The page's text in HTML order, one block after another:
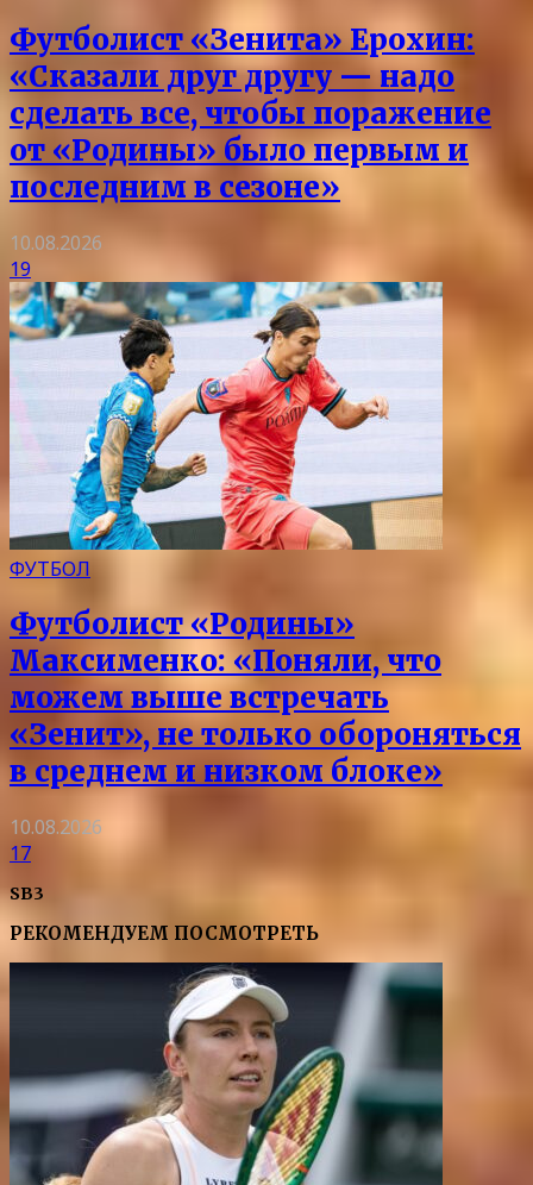
Футболист «Зенита» Ерохин:
«Сказали друг другу — надо
сделать все, чтобы поражение
от «Родины» было первым и
последним в сезоне»
10.08.2026
19
ФУТБОЛ
Футболист «Родины»
Максименко: «Поняли, что
можем выше встречать
«Зенит», не только обороняться
в среднем и низком блоке»
10.08.2026
17
SB3
РЕКОМЕНДУЕМ ПОСМОТРЕТЬ